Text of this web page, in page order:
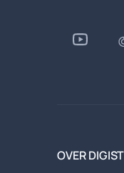
OVER